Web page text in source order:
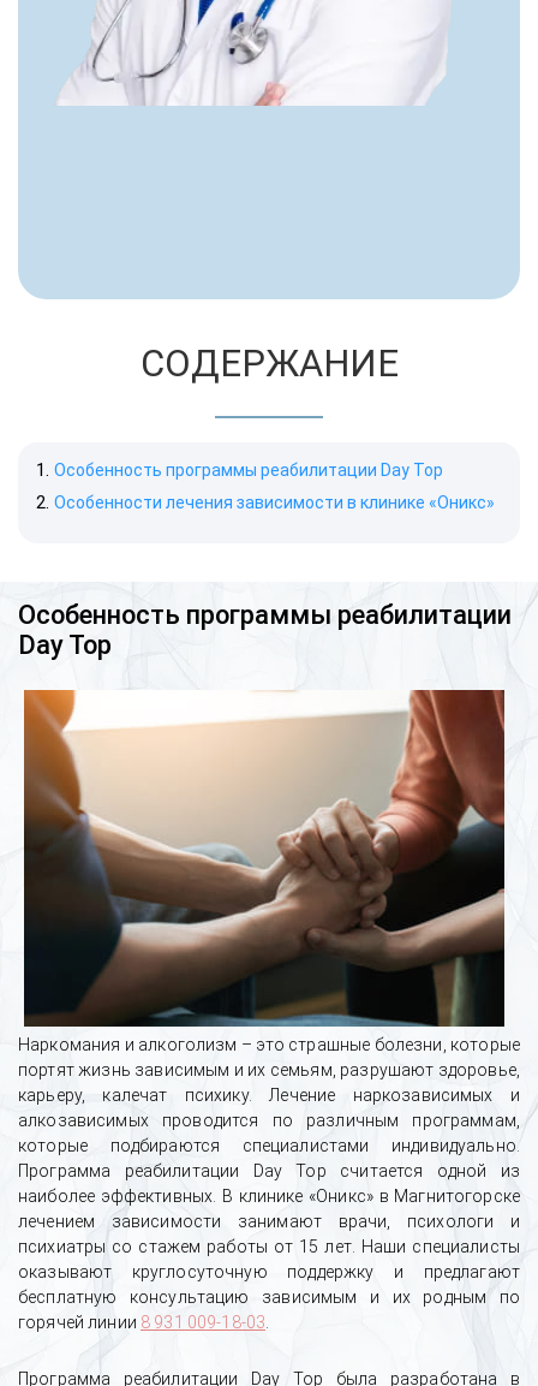
СОДЕРЖАНИЕ
Особенность программы реабилитации Day Top
Особенности лечения зависимости в клинике «Оникс»
Особенность программы реабилитации
Day Top
Наркомания и алкоголизм – это страшные болезни, которые
портят жизнь зависимым и их семьям, разрушают здоровье,
карьеру, калечат психику. Лечение наркозависимых и
алкозависимых проводится по различным программам,
которые подбираются специалистами индивидуально.
Программа реабилитации Day Top считается одной из
наиболее эффективных. В клинике «Оникс» в Магнитогорске
лечением зависимости занимают врачи, психологи и
психиатры со стажем работы от 15 лет. Наши специалисты
оказывают круглосуточную поддержку и предлагают
бесплатную консультацию зависимым и их родным по
горячей линии 8 931 009-18-03
Программа реабилитации Day Top была разработана в